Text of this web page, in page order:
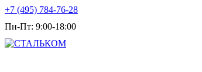
+7 (495) 784-76-28
Пн-Пт: 9:00-18:00